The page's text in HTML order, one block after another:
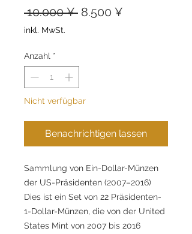
10.000 ¥ Standardpreis
8.500 ¥
inkl. MwSt.
Anzahl *
Nicht verfügbar
Benachrichtigen lassen
Sammlung von Ein-Dollar-Münzen
der US-Präsidenten (2007–2016)
Dies ist ein Set von 22 Präsidenten-
1-Dollar-Münzen, die von der United
States Mint von 2007 bis 2016